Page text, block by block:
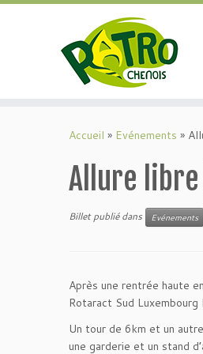
Passer
Accueil » Evénements »
Allure libre
Billet publié dans Evénements
Après une rentrée haute
Rotaract Sud
Un tour de 6km et un
une garderie et un stand